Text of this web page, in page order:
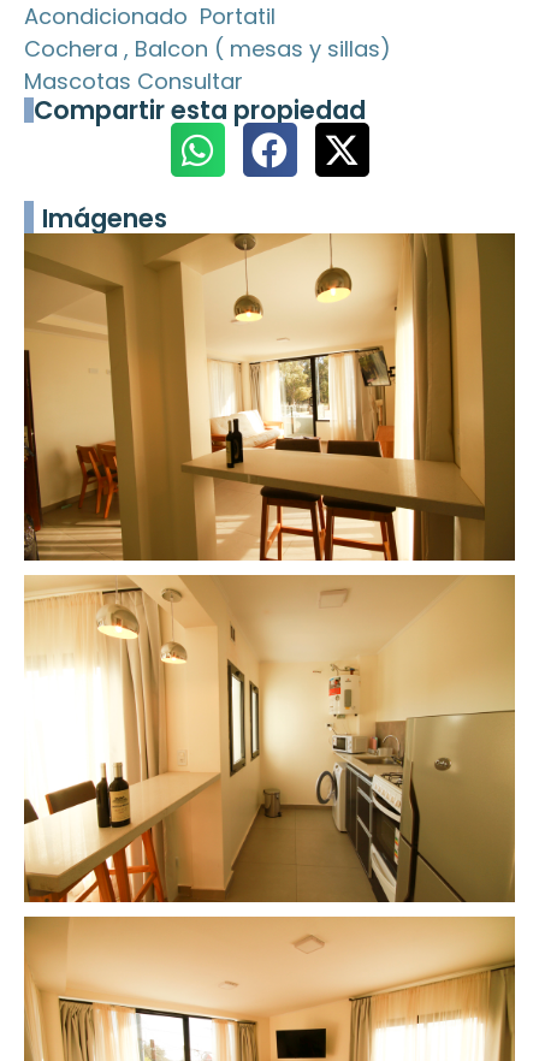
Acondicionado Portatil
Cochera , Balcon ( mesas y sillas)
Mascotas Consultar
Compartir esta propiedad
Imágenes